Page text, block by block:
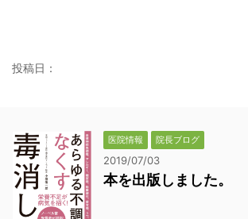
投稿日：
医院情報 院長ブログ
2019/07/03
本を出版しました。